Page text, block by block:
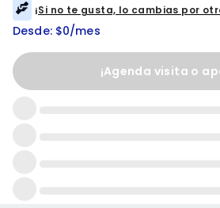
¡Si no te gusta, lo cambias por
Desde: $0/mes
¡Agenda visita o